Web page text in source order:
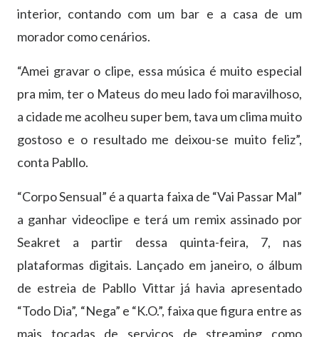
interior, contando com um bar e a casa de um
morador como cenários.
“Amei gravar o clipe, essa música é muito especial
pra mim, ter o Mateus do meu lado foi maravilhoso,
a cidade me acolheu super bem, tava um clima muito
gostoso e o resultado me deixou-se muito feliz”,
conta Pabllo.
“Corpo Sensual” é a quarta faixa de “Vai Passar Mal”
a ganhar videoclipe e terá um remix assinado por
Seakret a partir dessa quinta-feira, 7, nas
plataformas digitais. Lançado em janeiro, o álbum
de estreia de Pabllo Vittar já havia apresentado
“Todo Dia”, “Nega” e “K.O.”, faixa que figura entre as
mais tocadas de serviços de streaming como